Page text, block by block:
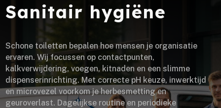
Sanitair hygiëne
Schone toiletten bepalen hoe mensen je organisatie
ervaren. Wij focussen op contactpunten,
kalkverwijdering, voegen, kitnaden en een slimme
dispenserinrichting. Met correcte pH keuze, inwerktijd
en microvezel voorkom je herbesmetting en
geuroverlast. Dagelijkse routine en periodieke